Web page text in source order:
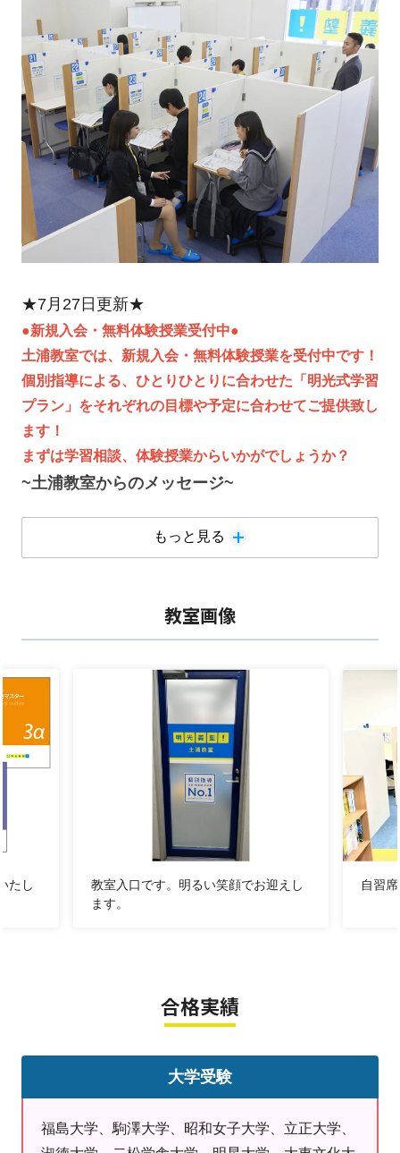
★7月27日更新★
●新規入会・無料体験授業受付中●
土浦教室では、新規入会・無料体験授業を受付中です！
個別指導による、ひとりひとりに合わせた「明光式学習
プラン」をそれぞれの目標や予定に合わせてご提供致し
ます！
まずは学習相談、体験授業からいかがでしょうか？
~土浦教室からのメッセージ~
ホームページをご覧いただきありがとうございます！
土浦教室では以下のような事に力を入れて取り組んでい
①★コミュニケーションをとりながら解りやすい授業！
ら勉強をするので質問しやすく楽しい雰囲気です。
テストの点数や成績をとにかく上げたい！という生徒さ
んにピッタリです！
②★勉強時間を確保する「自習室」！
勉強時間は成績に直結する重要な要因です。
そこで見つけた疑問やわからない事は塾で聞いて解消しましょ
苦手やわからないことをそのままにしないのが自習室の良さで
共有して目標を立てて教室も一丸となり目標達成を目指しま
日々の生徒ととのコミュニケーションも通じて必要があれば適
宜カウンセリングを設けさせていただくのでご相談ください。
何か悩みがあってまだ打ち明けられていない保護者様、生徒様
もっと見る
教室画像
たし
教室入口です。明るい笑顔でお迎えし
ます。
自習
合格実績
大学受験
福島大学、駒澤大学、昭和女子大学、立正大学、